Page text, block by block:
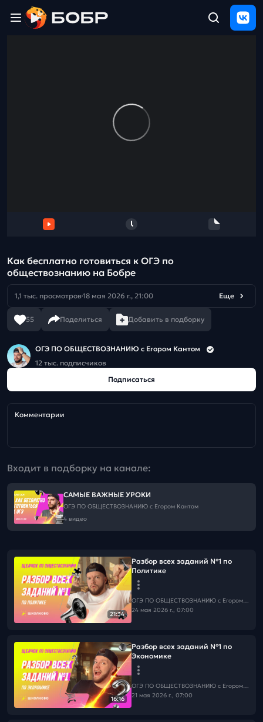
Как бесплатно готовиться к ОГЭ по
обществознанию на Бобре
1,1 тыс. просмотров 18 мая 2026 г., 21:00 Еще
55 Поделиться Добавить в подборку
ОГЭ ПО ОБЩЕСТВОЗНАНИЮ c Егором Кантом
12 тыс. подписчиков
Подписаться
Комментарии
Входит в подборку на канале:
САМЫЕ ВАЖНЫЕ УРОКИ
ОГЭ ПО ОБЩЕСТВОЗНАНИЮ c Егором Кантом
4 видео
21:34
Разбор всех заданий №1 по
Политике
ОГЭ ПО ОБЩЕСТВОЗНАНИЮ c Егором Кантом
24 мая 2026 г., 07:00
16:16
Разбор всех заданий №1 по
Экономике
ОГЭ ПО ОБЩЕСТВОЗНАНИЮ c Егором Кантом
21 мая 2026 г., 07:00